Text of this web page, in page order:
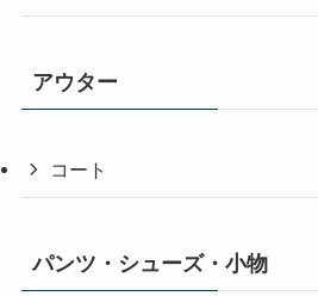
アウター
コート
パンツ・シューズ・小物